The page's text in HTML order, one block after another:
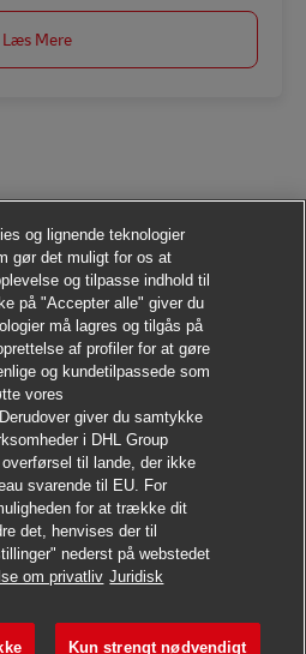
jobbet
Læs Mere
og lignende teknologier
gør det muligt for os at
og tilpasse indhold til
på "Accepter alle" giver du
må lagres og tilgås på
af profiler for at gøre
og kundetilpassede som
vores
giver du samtykke
i DHL Group
til lande, der ikke
svarende til EU. For
for at trække dit
det, henvises der til
nederst på webstedet
om privatliv Juridisk
Kun strengt nødvendigt